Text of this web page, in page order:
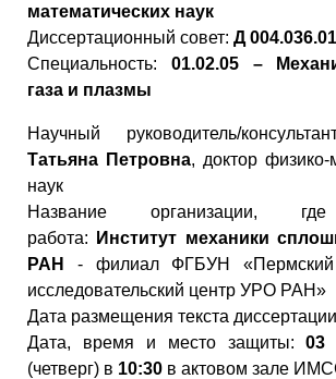
математических наук
Диссертационный совет: Д 004.036.01
Специальность: 01.02.05 –
газа и плазмы
Научный руководитель/
Татьяна Петровна, доктор физико-
наук
Название организации,
работа:
Институт механики
РАН
- филиал ФГБУН «Пермский
исследовательский центр УРО РАН»
Дата размещения текста
Дата, время и место защиты:03
(четверг) в 10:30 в актовом зале